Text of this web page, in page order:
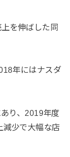
を伸ばした同
年にはナスダ
り、2019年度
減少で大幅な店